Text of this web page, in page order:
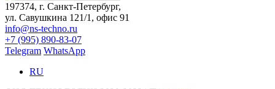
197374, г. Санкт-Петербург,
ул. Савушкина 121/1, офис 91
info@ns-techno.ru
+7 (995) 890-83-07
Telegram WhatsApp
RU